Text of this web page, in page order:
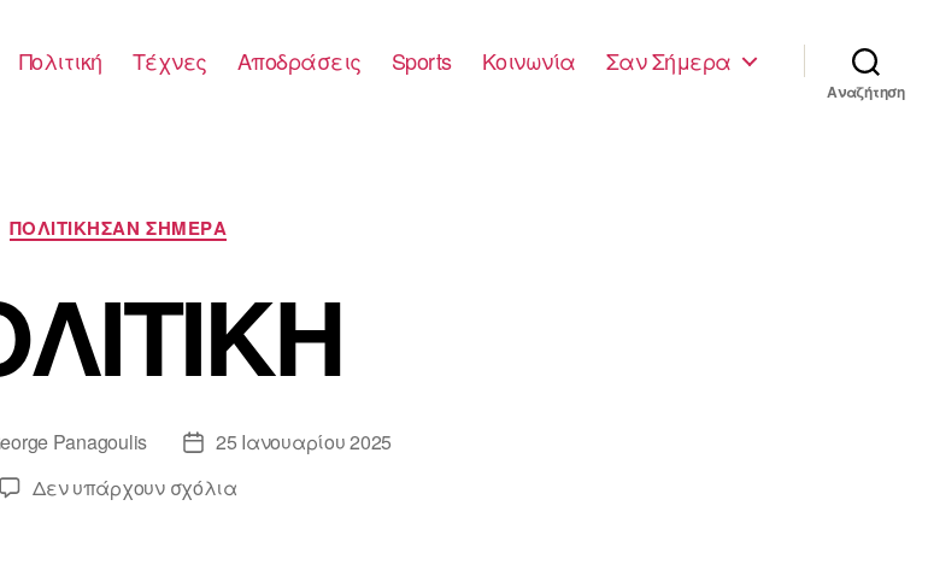
Πολιτική Τέχνες Αποδράσεις Sports Κοινωνία Σαν Σήμερα
Αναζήτηση
Κατηγορίες
ΠΟΛΙΤΙΚΗΣΑΝ ΣΗΜΕΡΑ
Panagoulis
Ημ.25 Ιανουαρίου 2025
Δεν υπάρχουν σχόλιαστο